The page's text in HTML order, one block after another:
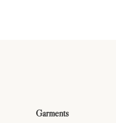
Garments